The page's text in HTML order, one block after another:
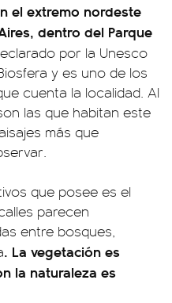
el extremo nordeste
dentro del Parque
por la Unesco
y es uno de los
cuenta la localidad. Al
las que habitan este
más que
que posee es el
parecen
entre bosques,
. La vegetación es
la naturaleza es